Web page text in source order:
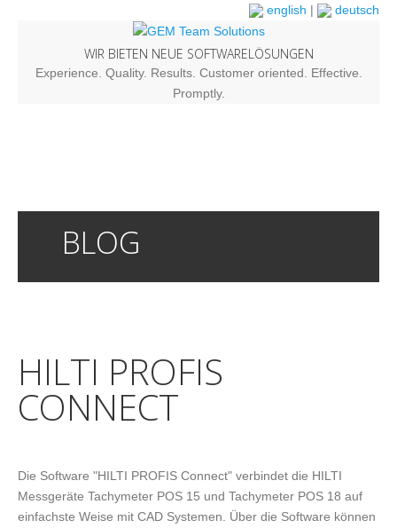
english | deutsch
WIR BIETEN NEUE SOFTWARELÖSUNGEN
Experience. Quality. Results. Customer oriented. Effective.
Promptly.
BLOG
HILTI PROFIS
CONNECT
Die Software "HILTI PROFIS Connect" verbindet die HILTI
Messgeräte Tachymeter POS 15 und Tachymeter POS 18 auf
einfachste Weise mit CAD Systemen. Über die Software können